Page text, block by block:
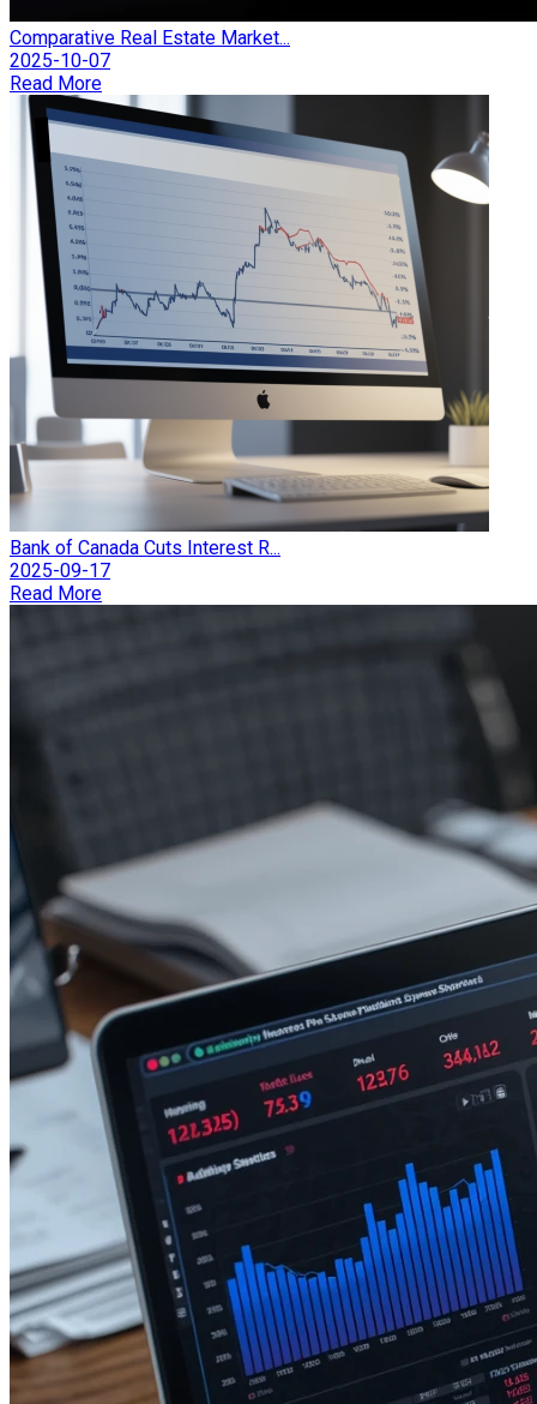
Comparative Real Estate Market...
2025-10-07
Read More
Bank of Canada Cuts Interest R...
2025-09-17
Read More